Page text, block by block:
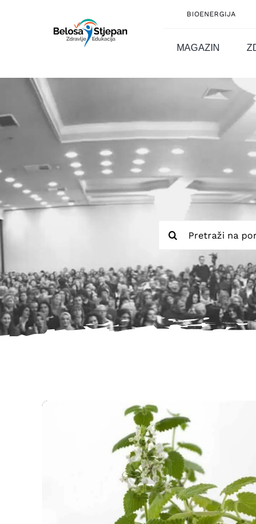
BIOENERGIJA
MAGAZIN